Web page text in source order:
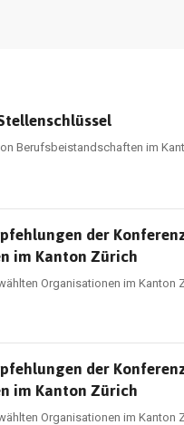
Berufsbeistandschaften im
der
im Kanton Zürich
Organisationen im
der
im Kanton Zürich
Organisationen im